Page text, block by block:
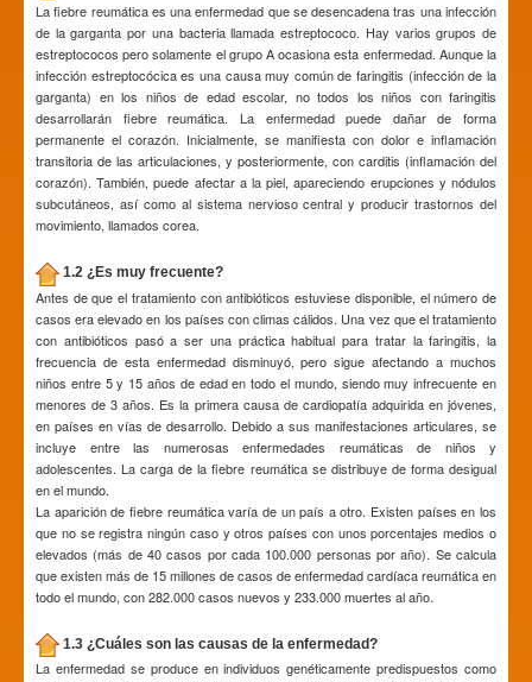
La fiebre reumática es una enfermedad que se desencadena tras una infección
de la garganta por una bacteria llamada estreptococo. Hay varios grupos de
estreptococos pero solamente el grupo A ocasiona esta enfermedad. Aunque la
infección estreptocócica es una causa muy común de faringitis (infección de la
garganta) en los niños de edad escolar, no todos los niños con faringitis
desarrollarán fiebre reumática. La enfermedad puede dañar de forma
permanente el corazón. Inicialmente, se manifiesta con dolor e inflamación
transitoria de las articulaciones, y posteriormente, con carditis (inflamación del
corazón). También, puede afectar a la piel, apareciendo erupciones y nódulos
subcutáneos, así como al sistema nervioso central y producir trastornos del
movimiento, llamados corea.
1.2 ¿Es muy frecuente?
Antes de que el tratamiento con antibióticos estuviese disponible, el número de
casos era elevado en los países con climas cálidos. Una vez que el tratamiento
con antibióticos pasó a ser una práctica habitual para tratar la faringitis, la
frecuencia de esta enfermedad disminuyó, pero sigue afectando a muchos
niños entre 5 y 15 años de edad en todo el mundo, siendo muy infrecuente en
menores de 3 años. Es la primera causa de cardiopatía adquirida en jóvenes,
en países en vías de desarrollo. Debido a sus manifestaciones articulares, se
incluye entre las numerosas enfermedades reumáticas de niños y
adolescentes. La carga de la fiebre reumática se distribuye de forma desigual
en el mundo.
La aparición de fiebre reumática varía de un país a otro. Existen países en los
que no se registra ningún caso y otros países con unos porcentajes medios o
elevados (más de 40 casos por cada 100.000 personas por año). Se calcula
que existen más de 15 millones de casos de enfermedad cardíaca reumática en
todo el mundo, con 282.000 casos nuevos y 233.000 muertes al año.
1.3 ¿Cuáles son las causas de la enfermedad?
La enfermedad se produce en individuos genéticamente predispuestos como